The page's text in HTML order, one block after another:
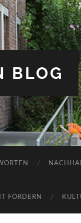
BLOG
FÖRDERN